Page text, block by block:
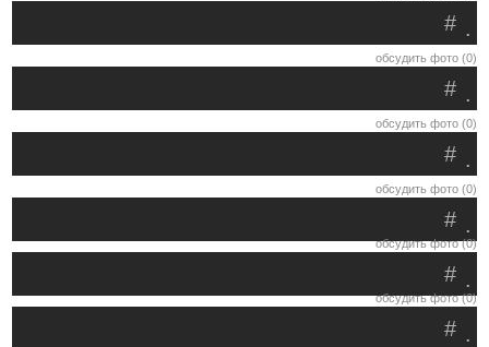
.
#
обсудить фото (0)
.
#
обсудить фото (0)
.
#
обсудить фото (0)
.
#
обсудить фото (0)
.
#
обсудить фото (0)
.
#